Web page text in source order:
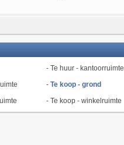
- Te huur - kantoorruimte
- Te koop - grond
- Te koop - winkelruimte